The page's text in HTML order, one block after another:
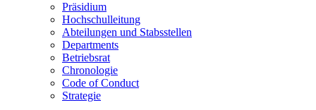
Präsidium
Hochschulleitung
Abteilungen und Stabsstellen
Departments
Betriebsrat
Chronologie
Code of Conduct
Strategie